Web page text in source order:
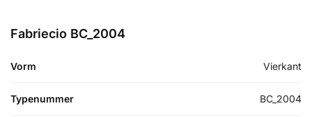
Fabriecio BC_2004
Vorm Vierkant
Typenummer BC_2004